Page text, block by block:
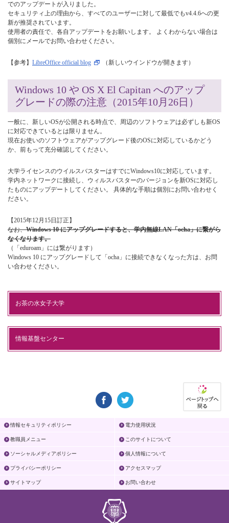
でのアップデートが入りました。
セキュリティ上の理由から、すべてのユーザーに対して最低でもv4.4.6への更
新が推奨されています。
使用者の責任で、各自アップデートをお願いします。 よくわからない場合は
個別にメールでお問い合わせください。
【参考】 LibreOffice official blog （新しいウインドウが開きます）
Windows 10 や OS X El Capitan へのアップ
グレードの際の注意（2015年10月26日）
一般に、新しいOSが公開される時点で、周辺のソフトウェアは必ずしも新OS
に対応できているとは限りません。
現在お使いのソフトウェアがアップグレード後のOSに対応しているかどう
か、前もって充分確認してください。
大学ライセンスのウイルスバスターはすでにWindows10に対応しています。
学内ネットワークに接続し、ウィルスバスターのバージョンを新OSに対応し
たものにアップデートしてください。 具体的な手順は個別にお問い合わせく
ださい。
【2015年12月15日訂正】
なお、Windows 10 にアップグレードすると、学内無線LAN「ocha」に繋がら
なくなります。
（「eduroam」には繋がります）
Windows 10 にアップグレードして「ocha」に接続できなくなった方は、お問
い合わせください。
お茶の水女子大学
情報基盤センター
情報セキュリティポリシー 電力使用状況
教職員メニュー このサイトについて
ソーシャルメディアポリシー 個人情報について
プライバシーポリシー アクセスマップ
サイトマップ お問い合わせ